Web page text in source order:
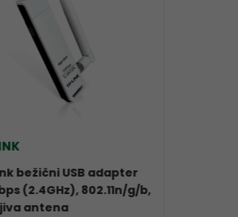
bežični USB adapter
(2.4GHz), 802.11n/g/b,
antena